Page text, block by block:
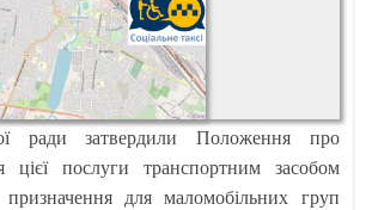
ради затвердили Положення про
цієї послуги транспортним засобом
призначення для маломобільних груп